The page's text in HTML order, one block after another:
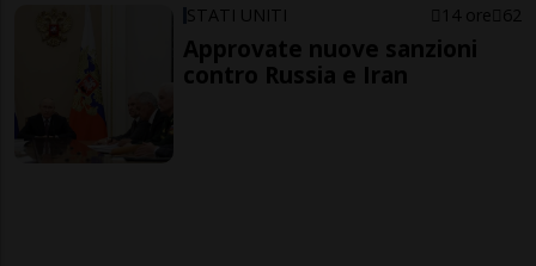
STATI UNITI 14 ore 62
Approvate nuove sanzioni
contro Russia e Iran